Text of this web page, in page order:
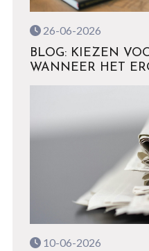
26-06-2026
BLOG: KIEZEN
WANNEER HET
10-06-2026